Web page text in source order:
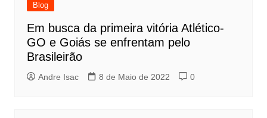
Blog
Em busca da primeira vitória Atlético-
GO e Goiás se enfrentam pelo
Brasileirão
Andre Isac 8 de Maio de 2022 0